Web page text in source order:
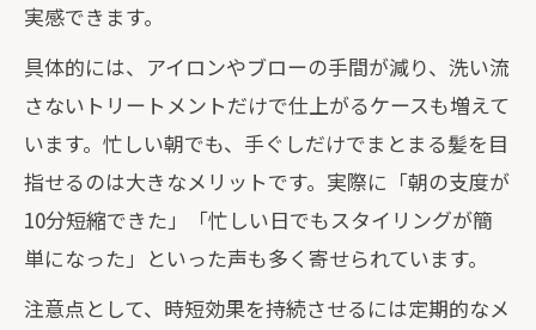
実感できます。
具体的には、アイロンやブローの手間が減り、洗い流
さないトリートメントだけで仕上がるケースも増えて
います。忙しい朝でも、手ぐしだけでまとまる髪を目
指せるのは大きなメリットです。実際に「朝の支度が
10分短縮できた」「忙しい日でもスタイリングが簡
単になった」といった声も多く寄せられています。
注意点として、時短効果を持続させるには定期的なメ